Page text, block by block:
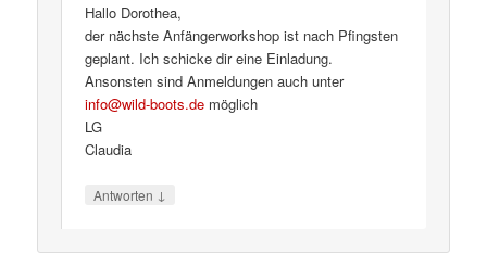
Hallo Dorothea,
der nächste Anfängerworkshop ist nach Pfingsten
geplant. Ich schicke dir eine Einladung.
Ansonsten sind Anmeldungen auch unter
info@wild-boots.de möglich
LG
Claudia
Antworten ↓